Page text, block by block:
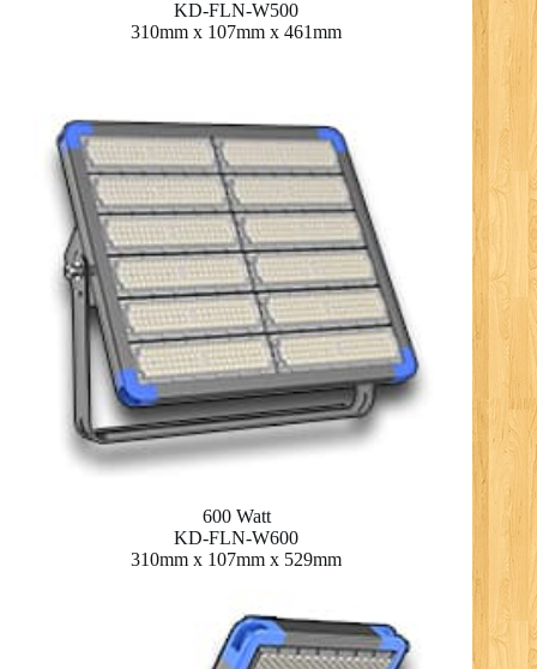
KD-FLN-W500
310mm x 107mm x 461mm
600 Watt
KD-FLN-W600
310mm x 107mm x 529mm